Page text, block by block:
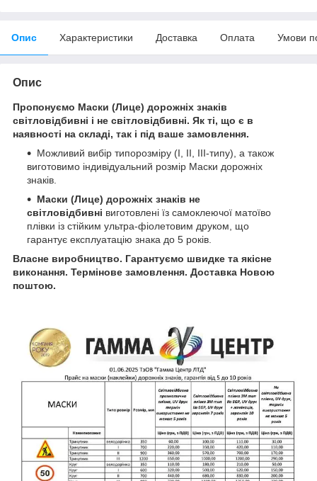
Опис Характеристики Доставка Оплата Умови
Опис
Пропонуємо Маски (Лице) дорожніх знаків
світловідбивні і не світловідбивні. Як ті, що є в
наявності на складі, так і під ваше замовлення.
Можливий вибір типорозміру (І, ІІ, ІІІ-типу), а також
виготовимо індивідуальний розмір Маски дорожніх
знаків.
Маски (Лице) дорожніх знаків не
світловідбивні виготовлені їз самоклеючої матоїво
плівки із стійким ультра-фіолетовим друком, що
гарантує експлуатацію знака до 5 років.
Власне виробництво. Гарантуємо швидке та якісне
виконання. Термінове замовлення. Доставка Новою
поштою.